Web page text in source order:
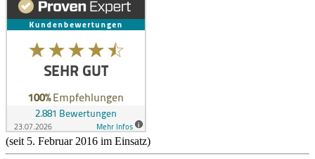
(seit 5. Februar 2016 im Einsatz)